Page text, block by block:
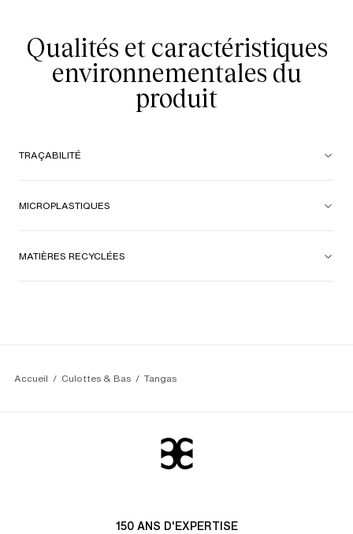
Qualités et caractéristiques
environnementales du
produit
TRAÇABILITÉ
MICROPLASTIQUES
MATIÈRES RECYCLÉES
Accueil Culottes & Bas Tangas
150 ANS D'EXPERTISE